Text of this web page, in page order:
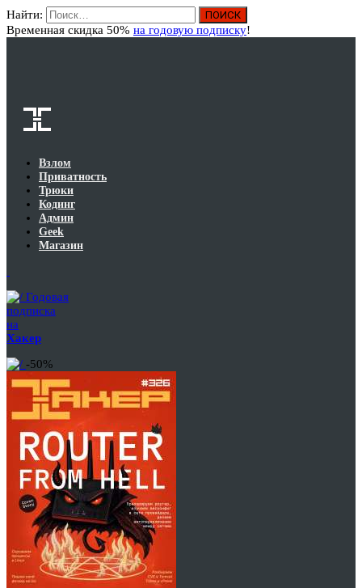
Найти:
Временная скидка 50% на годовую подписку!
Взлом
Приватность
Трюки
Кодинг
Админ
Geek
Магазин
Годовая
подписка
на
Хакер
-50%